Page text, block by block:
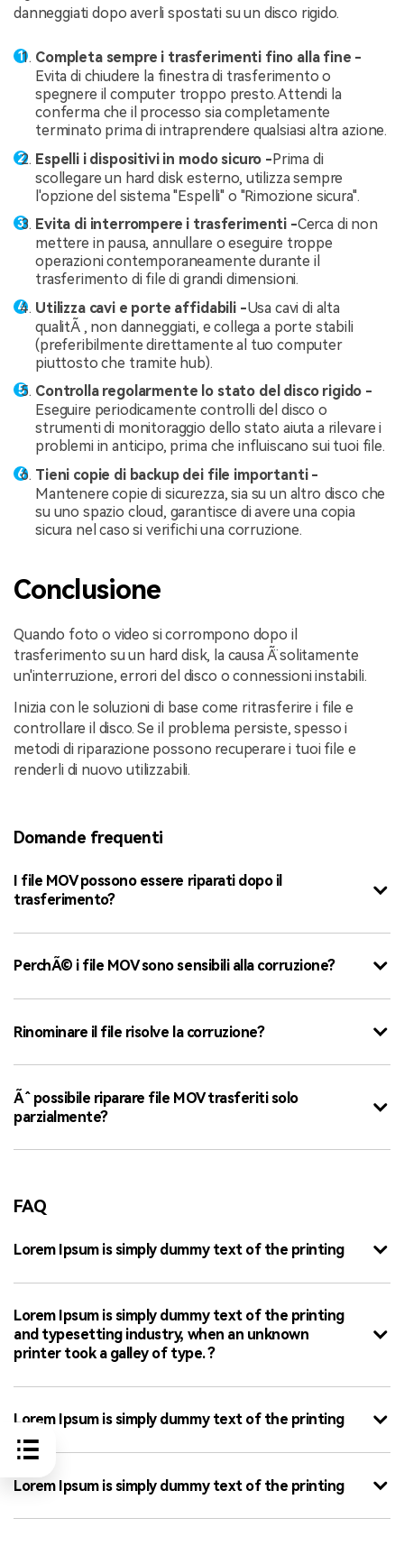
danneggiati dopo averli spostati su un disco rigido.
Completa sempre i trasferimenti fino alla fine -
Evita di chiudere la finestra di trasferimento o
spegnere il computer troppo presto. Attendi la
conferma che il processo sia completamente
terminato prima di intraprendere qualsiasi altra azione.
Espelli i dispositivi in modo sicuro -Prima di
scollegare un hard disk esterno, utilizza sempre
l'opzione del sistema "Espelli" o "Rimozione sicura".
Evita di interrompere i trasferimenti -Cerca di non
mettere in pausa, annullare o eseguire troppe
operazioni contemporaneamente durante il
trasferimento di file di grandi dimensioni.
Utilizza cavi e porte affidabili -Usa cavi di alta
qualitÃ , non danneggiati, e collega a porte stabili
(preferibilmente direttamente al tuo computer
piuttosto che tramite hub).
Controlla regolarmente lo stato del disco rigido -
Eseguire periodicamente controlli del disco o
strumenti di monitoraggio dello stato aiuta a rilevare i
problemi in anticipo, prima che influiscano sui tuoi file.
Tieni copie di backup dei file importanti -
Mantenere copie di sicurezza, sia su un altro disco che
su uno spazio cloud, garantisce di avere una copia
sicura nel caso si verifichi una corruzione.
Conclusione
Quando foto o video si corrompono dopo il
trasferimento su un hard disk, la causa Ã¨ solitamente
un'interruzione, errori del disco o connessioni instabili.
Inizia con le soluzioni di base come ritrasferire i file e
controllare il disco. Se il problema persiste, spesso i
metodi di riparazione possono recuperare i tuoi file e
renderli di nuovo utilizzabili.
Domande frequenti
I file MOV possono essere riparati dopo il
trasferimento?
PerchÃ© i file MOV sono sensibili alla corruzione?
Rinominare il file risolve la corruzione?
Ãˆ possibile riparare file MOV trasferiti solo
parzialmente?
FAQ
Lorem Ipsum is simply dummy text of the printing
Lorem Ipsum is simply dummy text of the printing
and typesetting industry, when an unknown
printer took a galley of type. ?
Lorem Ipsum is simply dummy text of the printing
Lorem Ipsum is simply dummy text of the printing